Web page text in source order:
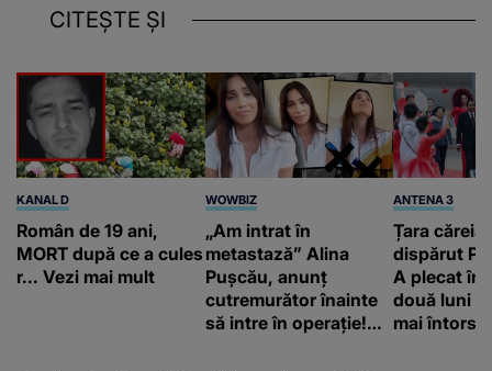
CITEȘTE ȘI
KANAL D
Român de 19 ani,
MORT după ce a cules
r... Vezi mai mult
WOWBIZ
„Am intrat în
metastază” Alina
Pușcău, anunț
cutremurător înainte
să intre în operație!
ANTENA 3
Țara căreia
dispărut
A plecat în
două luni
mai întors